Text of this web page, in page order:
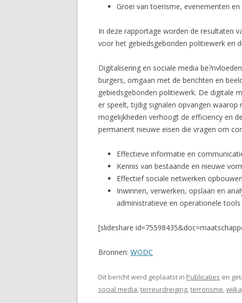
Groei van toerisme, evenementen en
In deze rapportage worden de resultaten
voor het gebiedsgebonden politiewerk en
Digitalisering en sociale media
burgers, omgaan met de berichten en
gebiedsgebonden politiewerk. De digitale
er speelt, tijdig signalen opvangen
mogelijkheden verhoogt de efficiency en
permanent nieuwe eisen die vragen om
Effectieve informatie en
Kennis van bestaande en nieuwe
Effectief sociale netwerken
Inwinnen, verwerken, opslaan en
administratieve en operationele
[slideshare
Bronnen: WODC
Dit bericht werd geplaatst in Publicaties en
social media,terreurdreiging,terrorisme,